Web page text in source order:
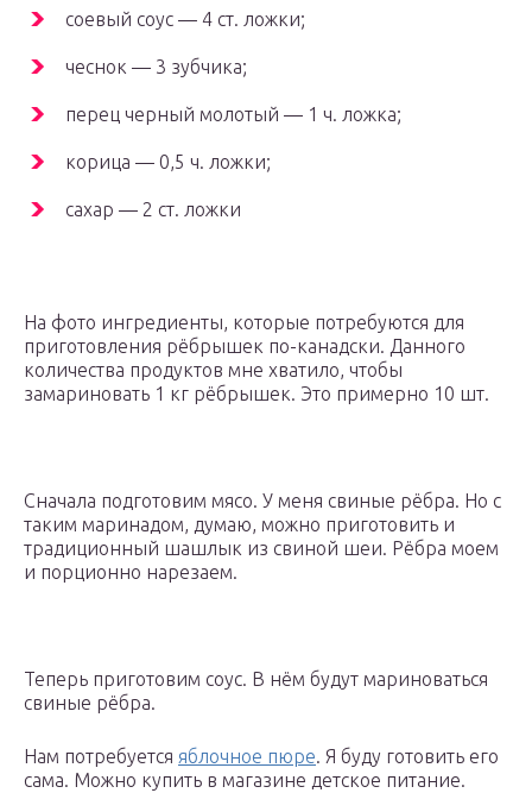
соевый соус — 4 ст. ложки;
чеснок — 3 зубчика;
перец черный молотый — 1 ч. ложка;
корица — 0,5 ч. ложки;
сахар — 2 ст. ложки
На фото ингредиенты, которые потребуются для
приготовления рёбрышек по-канадски. Данного
количества продуктов мне хватило, чтобы
замариновать 1 кг рёбрышек. Это примерно 10 шт.
Сначала подготовим мясо. У меня свиные рёбра. Но с
таким маринадом, думаю, можно приготовить и
традиционный шашлык из свиной шеи. Рёбра моем
и порционно нарезаем.
Теперь приготовим соус. В нём будут мариноваться
свиные рёбра.
Нам потребуется яблочное пюре. Я буду готовить его
сама. Можно купить в магазине детское питание.